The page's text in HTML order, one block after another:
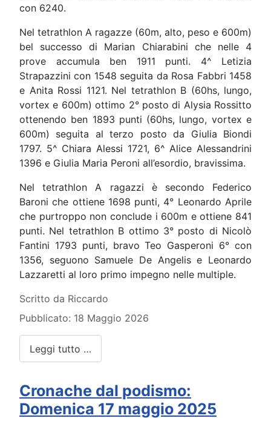
con 6240.
Nel tetrathlon A ragazze (60m, alto, peso e 600m)
bel successo di Marian Chiarabini che nelle 4
prove accumula ben 1911 punti. 4^ Letizia
Strapazzini con 1548 seguita da Rosa Fabbri 1458
e Anita Rossi 1121. Nel tetrathlon B (60hs, lungo,
vortex e 600m) ottimo 2° posto di Alysia Rossitto
ottenendo ben 1893 punti (60hs, lungo, vortex e
600m) seguita al terzo posto da Giulia Biondi
1797. 5^ Chiara Alessi 1721, 6^ Alice Alessandrini
1396 e Giulia Maria Peroni all’esordio, bravissima.
Nel tetrathlon A ragazzi è secondo Federico
Baroni che ottiene 1698 punti, 4° Leonardo Aprile
che purtroppo non conclude i 600m e ottiene 841
punti. Nel tetrathlon B ottimo 3° posto di Nicolò
Fantini 1793 punti, bravo Teo Gasperoni 6° con
1356, seguono Samuele De Angelis e Leonardo
Lazzaretti al loro primo impegno nelle multiple.
Dettagli
Scritto da Riccardo
Pubblicato: 18 Maggio 2026
Leggi tutto …
Cronache dal podismo:
Domenica 17 maggio 2025